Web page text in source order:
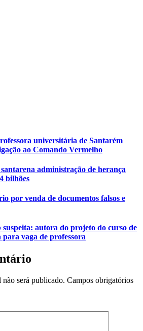
universitária de Santarém
ao Comando Vermelho
administração de herança
bilhões
por venda de documentos falsos e
autora do projeto do curso de
para vaga de professora
não será publicado. Campos obrigatórios